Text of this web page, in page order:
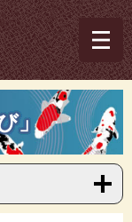
木市観光交流館「蔵な
」